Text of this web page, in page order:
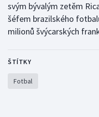
Vodní slalom
Volejbal
Ostatní
svým bývalým zetěm
šéfem brazilského
milionů švýcarských
ŠTÍTKY
Fotbal